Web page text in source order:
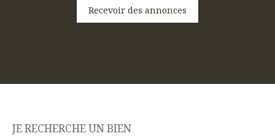
Recevoir des annonces
JE RECHERCHE UN BIEN